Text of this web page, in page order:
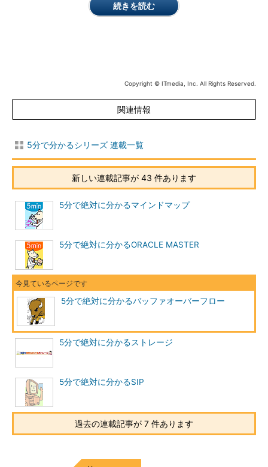
続きを読む
Copyright © ITmedia, Inc. All Rights Reserved.
関連情報
5分で分かるシリーズ 連載一覧
新しい連載記事が 43 件あります
5分で絶対に分かるマインドマップ
5分で絶対に分かるORACLE MASTER
5分で絶対に分かるバッファオーバーフロー
5分で絶対に分かるストレージ
5分で絶対に分かるSIP
過去の連載記事が 7 件あります